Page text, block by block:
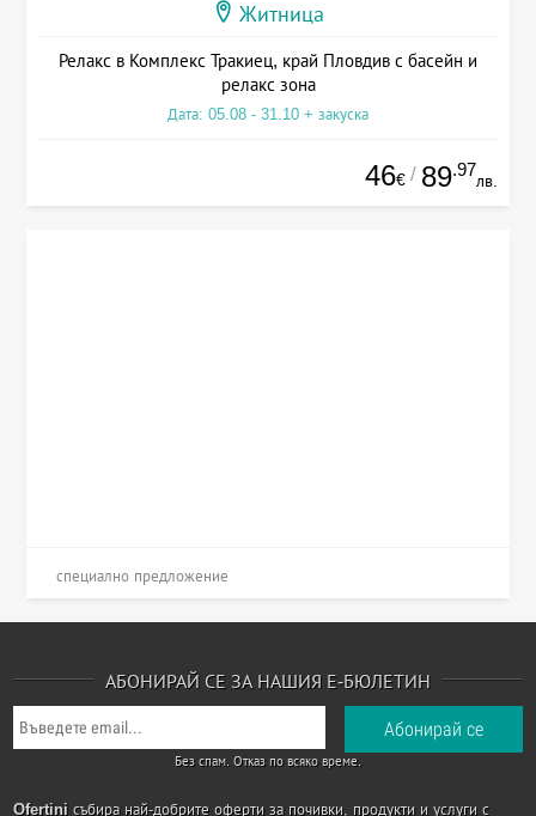
Житница
Релакс в Комплекс Тракиец, край Пловдив с басейн и
релакс зона
Дата: 05.08 - 31.10 + закуска
46€ / 89.97
лв.
специално предложение
АБОНИРАЙ СЕ ЗА НАШИЯ Е-БЮЛЕТИН
Без спам. Отказ по всяко време.
Ofertini събира най-добрите оферти за почивки, продукти и услуги с